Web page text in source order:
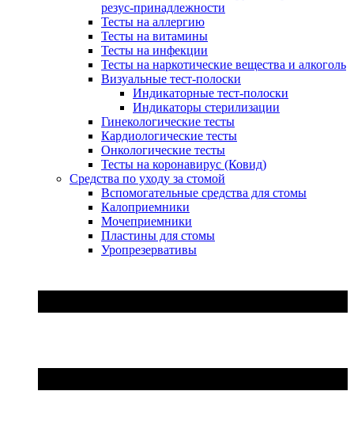
резус-принадлежности
Тесты на аллергию
Тесты на витамины
Тесты на инфекции
Тесты на наркотические вещества и алкоголь
Визуальные тест-полоски
Индикаторные тест-полоски
Индикаторы стерилизации
Гинекологические тесты
Кардиологические тесты
Онкологические тесты
Тесты на коронавирус (Ковид)
Средства по уходу за стомой
Вспомогательные средства для стомы
Калоприемники
Мочеприемники
Пластины для стомы
Уропрезервативы